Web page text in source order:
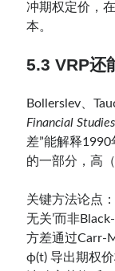
冲期权定价，
本。
5.3 VRP还
Bollerslev、
Financial Studies
差”能解释
的一部分，高
关键方法论点
无关’而非
方差通过Carr-
ϕ(t) 导出期权